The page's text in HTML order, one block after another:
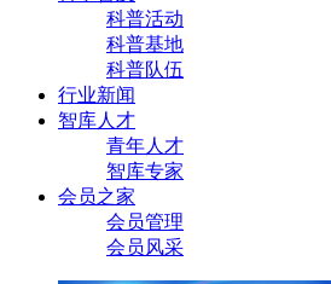
科普活动
科普基地
科普队伍
行业新闻
智库人才
青年人才
智库专家
会员之家
会员管理
会员风采